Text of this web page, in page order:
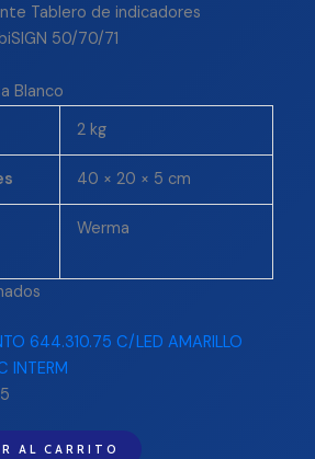
Tablero de indicadores
50/70/71
Blanco
2 kg
40 × 20 × 5 cm
Werma
AL CARRITO